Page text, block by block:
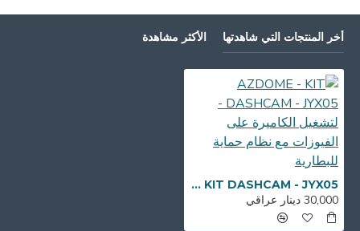
أخر المنتجات التي شاهدتها الأكثر مشاهدة
AZDOME - KIT DASHCAM - JYX05 - لتشغيل الكاميرة على الفيوزات مع نظام حماية للبطارية
30,000 دينار عراقي